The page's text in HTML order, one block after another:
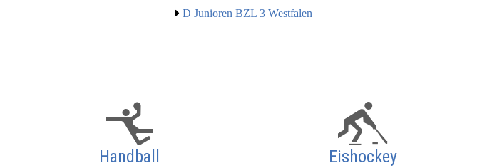
D Junioren BZL 3 Westfalen
Handball Eishockey